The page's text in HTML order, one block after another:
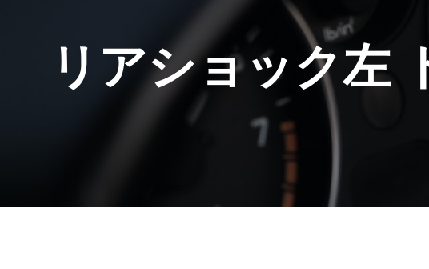
リアショック左